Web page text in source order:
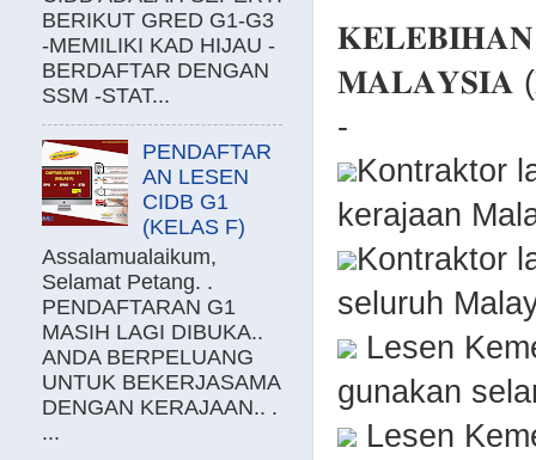
𝐌𝐀𝐋𝐀𝐘𝐒𝐈𝐀
-
Kontraktor
kerajaan
Kontraktor
seluruh
Lesen
gunakan
Lesen
BERIKUT GRED G1-G3
-MEMILIKI KAD HIJAU -
BERDAFTAR DENGAN
SSM -STAT...
PENDAFTAR
AN LESEN
CIDB G1
(KELAS F)
Assalamualaikum,
Selamat Petang. .
PENDAFTARAN G1
MASIH LAGI DIBUKA..
ANDA BERPELUANG
UNTUK BEKERJASAMA
DENGAN KERAJAAN.. .
...